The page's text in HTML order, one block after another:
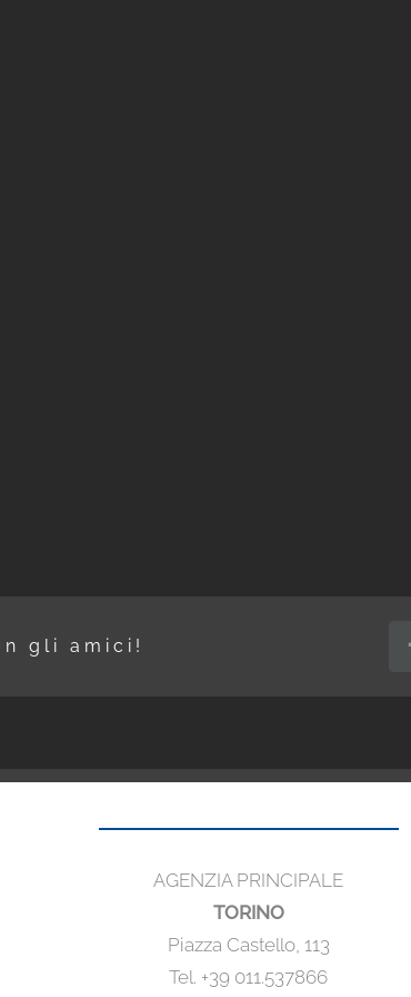
gli amici!
AGENZIA PRINCIPALE
TORINO
Piazza Castello, 113
Tel. +39 011.537866